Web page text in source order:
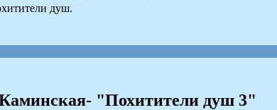
душ.
"Похитители душ 3"